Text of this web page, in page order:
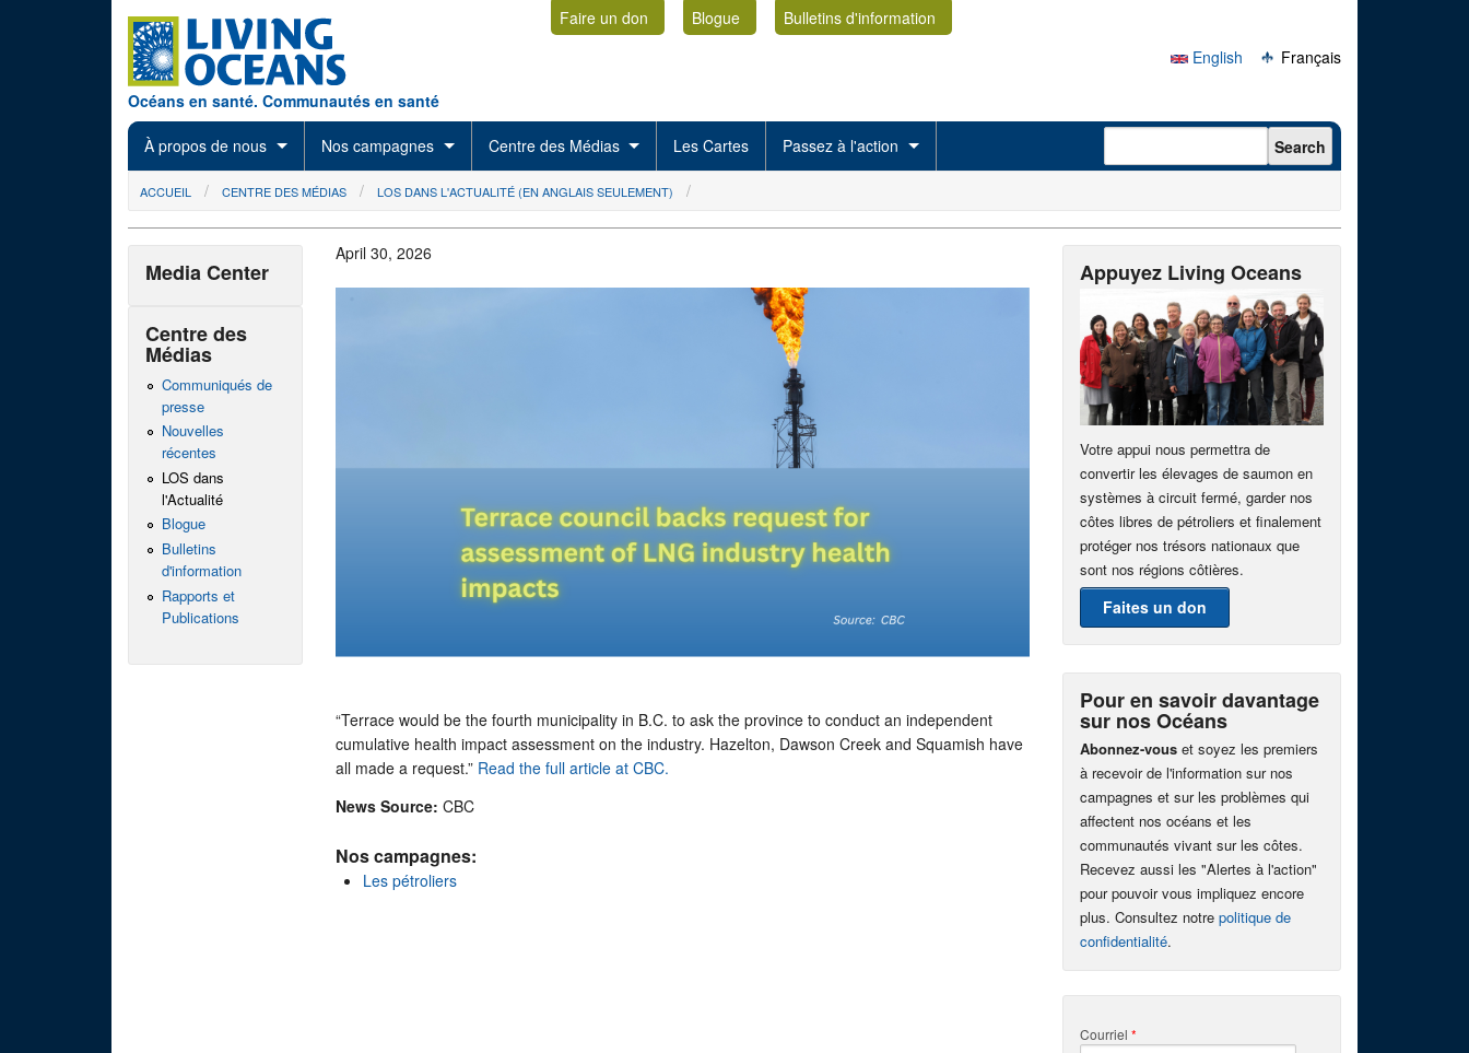
Océans en santé. Communautés en santé
Faire un don Blogue
Bulletins d'information
English
Français
À propos de nous Nos campagnes Centre des Médias Les Cartes Passez à l'action Search form Search
You are here
ACCUEIL CENTRE DES MÉDIAS LOS DANS L'ACTUALITÉ (EN ANGLAIS SEULEMENT)
April 30, 2026
“Terrace would be the fourth municipality in B.C. to ask the province to conduct an independent
cumulative health impact assessment on the industry. Hazelton, Dawson Creek and Squamish have
all made a request.” Read the full article at CBC.
News Source: CBC
Nos campagnes:
Les pétroliers
Media Center
Centre des
Médias
Communiqués de
presse
Nouvelles
récentes
LOS dans
l'Actualité
Blogue
Bulletins
d'information
Rapports et
Publications
Appuyez Living Oceans
Votre appui nous permettra de
convertir les élevages de saumon en
systèmes à circuit fermé, garder nos
côtes libres de pétroliers et finalement
protéger nos trésors nationaux que
sont nos régions côtières.
Faites un don
Pour en savoir davantage
sur nos Océans
Abonnez-vous et soyez les premiers
à recevoir de l'information sur nos
campagnes et sur les problèmes qui
affectent nos océans et les
communautés vivant sur les côtes.
Recevez aussi les "Alertes à l'action"
pour pouvoir vous impliquez encore
plus. Consultez notre politique de
confidentialité.
Courriel *